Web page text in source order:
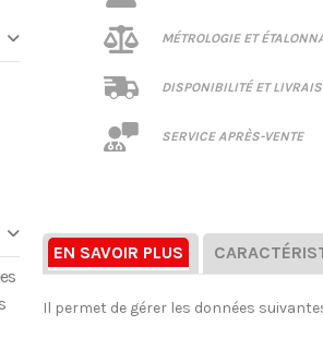
MÉTROLOGIE ET
DISPONIBILITÉ ET
SERVICE APRÈS-VENTE
EN SAVOIR PLUS
Il permet de gérer les données